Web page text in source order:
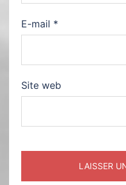
E-mail *
Site web